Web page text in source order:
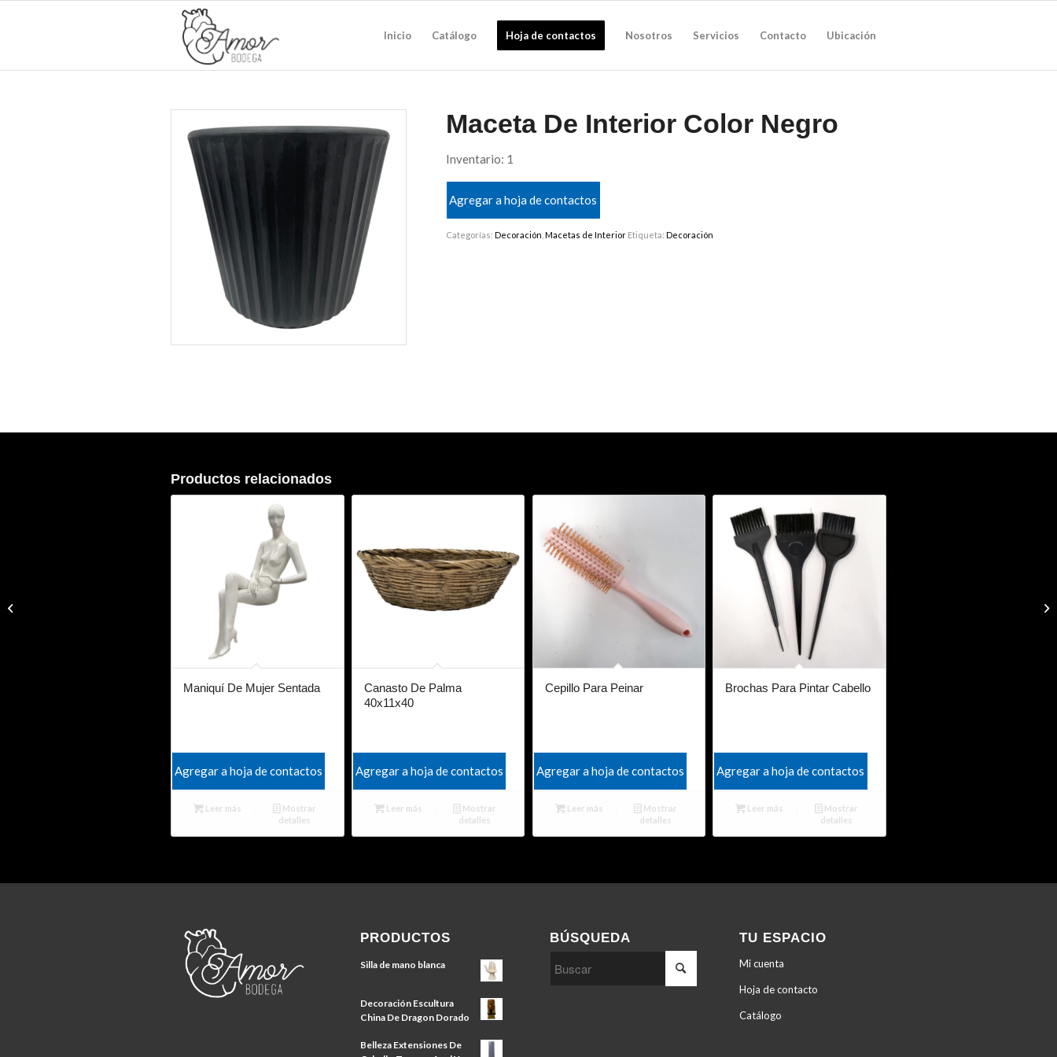
Inicio Catálogo Hoja de contactos Nosotros Servicios Contacto Ubicación
Maceta De Interior Color Negro
Inventario: 1
Agregar a hoja de contactos
Categorías:Decoración ,Macetas de Interior Etiqueta:Decoración
Productos relacionados
Maniquí De Mujer Sentada
Agregar a hoja de contactos
Leer más
Mostrar
detalles
Canasto De Palma
40x11x40
Agregar a hoja de contactos
Leer más
Mostrar
detalles
Cepillo Para Peinar
Agregar a hoja de contactos
Leer más
Mostrar
detalles
Brochas Para Pintar Cabello
Agregar a hoja de contactos
Leer más
Mostrar
detalles
PRODUCTOS
Silla de mano blanca
Decoración Escultura
China De Dragon Dorado
Belleza Extensiones De
BÚSQUEDA TU ESPACIO
Mi cuenta
Hoja de contacto
Catálogo